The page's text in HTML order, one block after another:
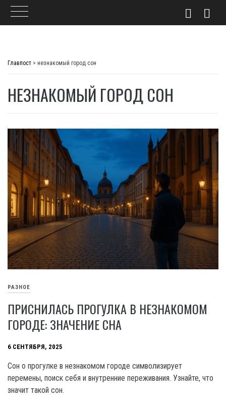
Главпост > незнакомый город сон
НЕЗНАКОМЫЙ ГОРОД СОН
РАЗНОЕ
ПРИСНИЛАСЬ ПРОГУЛКА В НЕЗНАКОМОМ
ГОРОДЕ: ЗНАЧЕНИЕ СНА
6 СЕНТЯБРЯ, 2025
Сон о прогулке в незнакомом городе символизирует
перемены, поиск себя и внутренние переживания. Узнайте, что
значит такой сон.